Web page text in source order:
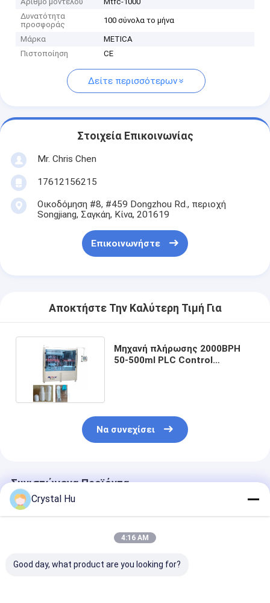
Δυνατότητα
προσφοράς
100 σύνολα το μήνα
Μάρκα
METICA
Πιστοποίηση
CE
Δείτε περισσότερων
Στοιχεία Επικοινωνίας
Mr. Chris Chen
17612156215
Οικοδόμηση #8, #459 Dongzhou Rd., περιοχή
Songjiang, Σαγκάη, Κίνα, 201619
Επικοινωνήστε
Αποκτήστε Την Καλύτερη Τιμή Για
Μηχανή πλήρωσης 2000BPH
50-500ml PLC Control
Να συνεχίσει
Συνιστώμενα Προϊόντα
Crystal Hu
4:16 AM
Good day, what product are you looking for?